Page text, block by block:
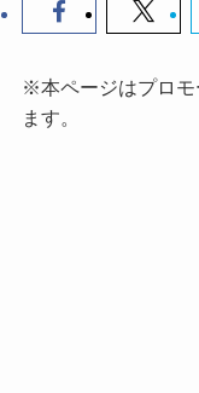
※本ページはプロモ
ます。